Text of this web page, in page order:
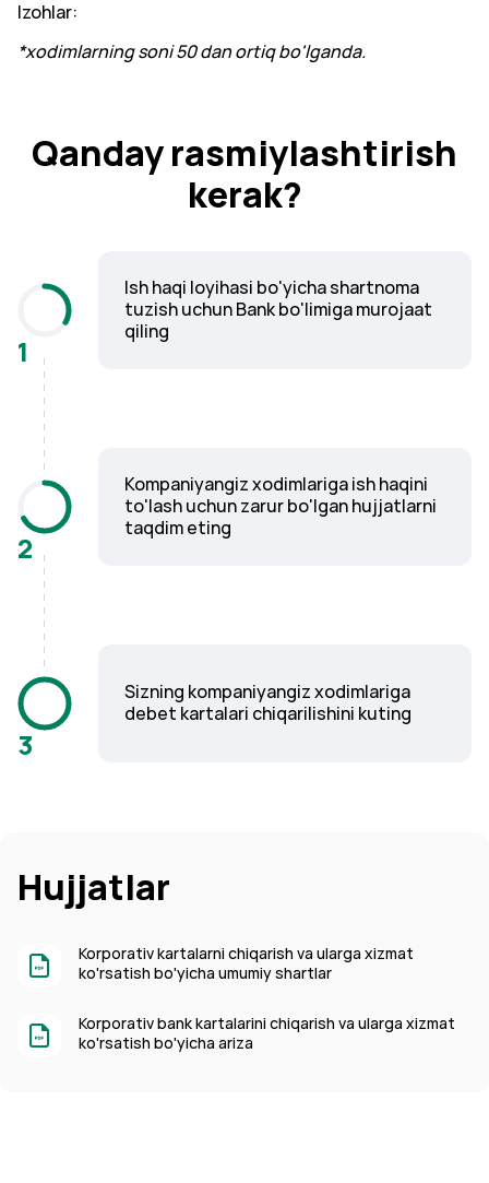
Izohlar:
*xodimlarning soni 50 dan ortiq bo'lganda.
Qanday rasmiylashtirish
kerak?
1
Ish haqi loyihasi bo'yicha shartnoma
tuzish uchun Bank bo'limiga murojaat
qiling
2
Kompaniyangiz xodimlariga ish haqini
to'lash uchun zarur bo'lgan hujjatlarni
taqdim eting
3
Sizning kompaniyangiz xodimlariga
debet kartalari chiqarilishini kuting
Hujjatlar
Korporativ kartalarni chiqarish va ularga xizmat
ko'rsatish bo'yicha umumiy shartlar
Korporativ bank kartalarini chiqarish va ularga xizmat
ko'rsatish bo'yicha ariza